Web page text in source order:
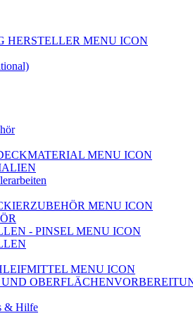
& Hilfe